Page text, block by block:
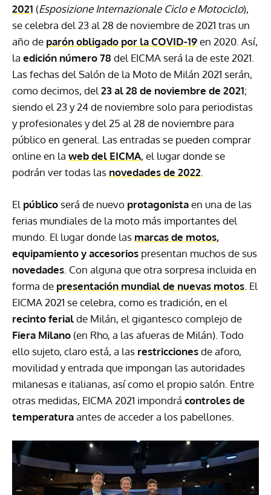
2021 (Esposizione Internazionale Ciclo e Motociclo),
se celebra del 23 al 28 de noviembre de 2021 tras un
año de parón obligado por la COVID-19en 2020. Así,
la edición número 78 del EICMA será la de este 2021.
Las fechas del Salón de la Moto de Milán 2021 serán,
como decimos, del 23 al 28 de noviembre de 2021;
siendo el 23 y 24 de noviembre solo para periodistas
y profesionales y del 25 al 28 de noviembre para
público en general. Las entradas se pueden comprar
online en la web del EICMA, el lugar donde se
podrán ver todas las novedades de 2022
El público será de nuevo protagonistaen una de las
ferias mundiales de la moto más importantes del
mundo. El lugar donde las marcas de motos,
equipamiento y accesorios presentan muchos de sus
novedades . Con alguna que otra sorpresa incluida en
forma de presentación mundial de nuevas motos . El
EICMA 2021 se celebra, como es tradición, en el
recinto ferialde Milán, el gigantesco complejo de
Fiera Milano(en Rho, a las afueras de Milán). Todo
ello sujeto, claro está, a las restriccionesde aforo,
movilidad y entrada que impongan las autoridades
milanesas e italianas, así como el propio salón. Entre
otras medidas, EICMA 2021 impondrá controles de
temperaturaantes de acceder a los pabellones.